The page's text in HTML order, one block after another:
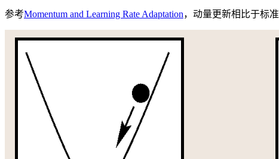
参考Momentum and Learning Rate Adaptation，动量更新相比于标